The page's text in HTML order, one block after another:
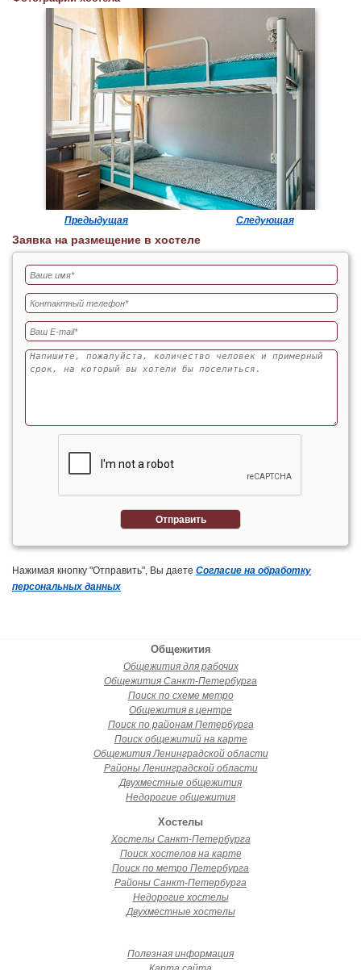
Предыдущая Следующая
Заявка на размещение в хостеле
Отправить
Нажимая кнопку "Отправить", Вы даете Согласие на обработку
персональных данных
Общежития
Общежития для рабочих
Общежития Санкт-Петербурга
Поиск по схеме метро
Общежития в центре
Поиск по районам Петербурга
Поиск общежитий на карте
Общежития Ленинградской области
Районы Ленинградской области
Двухместные общежития
Недорогие общежития
Хостелы
Хостелы Санкт-Петербурга
Поиск хостелов на карте
Поиск по метро Петербурга
Районы Санкт-Петербурга
Недорогие хостелы
Двухместные хостелы
Полезная информация